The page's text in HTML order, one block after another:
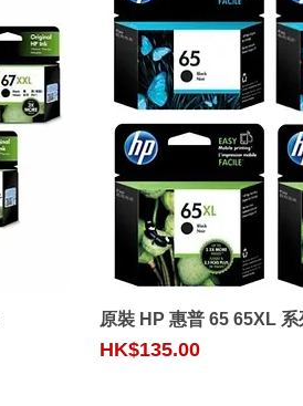
Quick
原裝 HP 惠普 65 65XL
Price
HK$135.00